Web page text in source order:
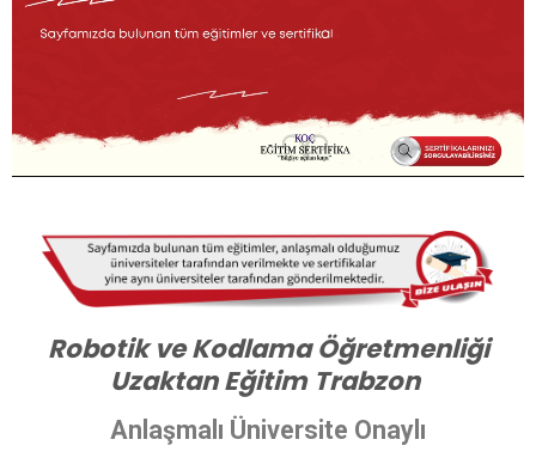
Robotik ve Kodlama Öğretmenliği
Uzaktan Eğitim Trabzon
Anlaşmalı Üniversite Onaylı